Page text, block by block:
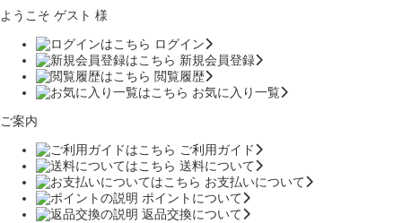
ようこそ ゲスト 様
ログイン
新規会員登録
閲覧履歴
お気に入り一覧
ご案内
ご利用ガイド
送料について
お支払いについて
ポイントについて
返品交換について